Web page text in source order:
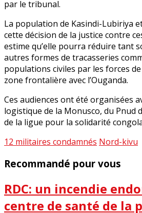
par le tribunal.
La population de Kasindi-Lubiriya
cette décision de la justice contre
estime qu’elle pourra réduire tant
autres formes de tracasseries
populations civiles par les forces
zone frontalière avec l’Ouganda.
Ces audiences ont été organisées
logistique de la Monusco, du Pnud
de la ligue pour la solidarité
12 militaires condamnés Nord-kivu
Recommandé pour vous
RDC: un incendie
centre de santé de la